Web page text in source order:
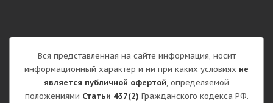
Вся представленная на сайте информация, носит
информационный характер и ни при каких условиях не
является публичной офертой, определяемой
положениями Статьи 437(2) Гражданского кодекса РФ.